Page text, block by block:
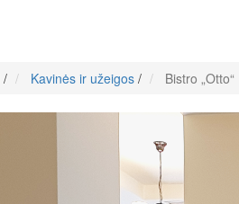
/ Kavinės ir užeigos / Bistro „Otto“